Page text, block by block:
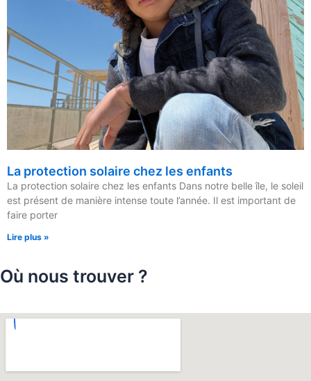
La protection solaire chez les enfants
La protection solaire chez les enfants Dans notre belle île, le soleil
est présent de manière intense toute l’année. Il est important de
faire porter
Lire plus »
Où nous trouver ?